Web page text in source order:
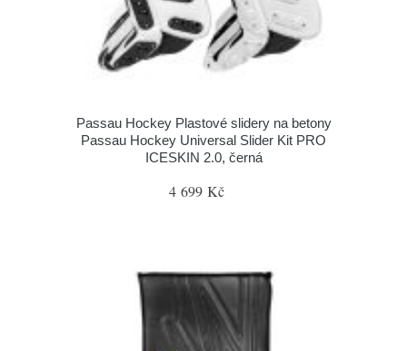
Passau Hockey Plastové slidery na betony
Passau Hockey Universal Slider Kit PRO
ICESKIN 2.0, černá
4 699 Kč